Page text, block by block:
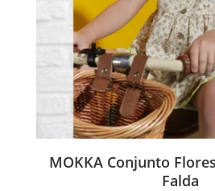
MOKKA Conjunto
Falda